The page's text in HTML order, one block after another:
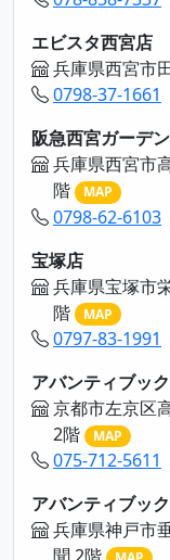
エビスタ西宮店
兵庫県西宮市
0798-37-1661
阪急西宮ガーデ
兵庫県西宮市
階
MAP
0798-62-6103
宝塚店
兵庫県宝塚市
階
MAP
0797-83-1991
アバンティブッ
京都市左京区
2階
MAP
075-712-5611
アバンティブッ
兵庫県神戸市